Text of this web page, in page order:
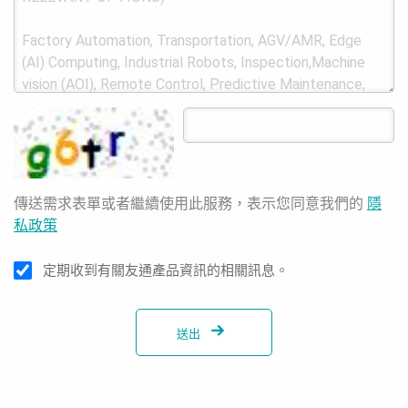
傳送需求表單或者繼續使用此服務，表示您同意我們的 隱
私政策
定期收到有關友通產品資訊的相關訊息。
送出